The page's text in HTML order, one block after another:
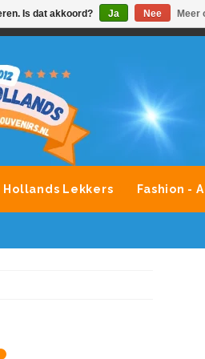
ALLE MERKEN SOUVENIRS
Hollands Lekkers Fashion -
Is dat akkoord? Ja Nee Meer